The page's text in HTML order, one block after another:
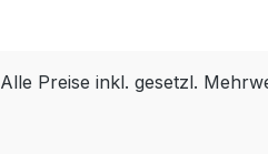
Alle Preise inkl. gesetzl.